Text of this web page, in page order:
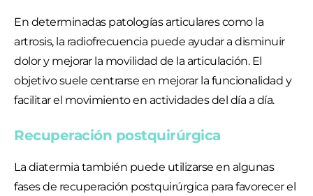
En determinadas patologías articulares como la
artrosis, la radiofrecuencia puede ayudar a disminuir
dolor y mejorar la movilidad de la articulación. El
objetivo suele centrarse en mejorar la funcionalidad y
facilitar el movimiento en actividades del día a día.
Recuperación postquirúrgica
La diatermia también puede utilizarse en algunas
fases de recuperación postquirúrgica para favorecer el